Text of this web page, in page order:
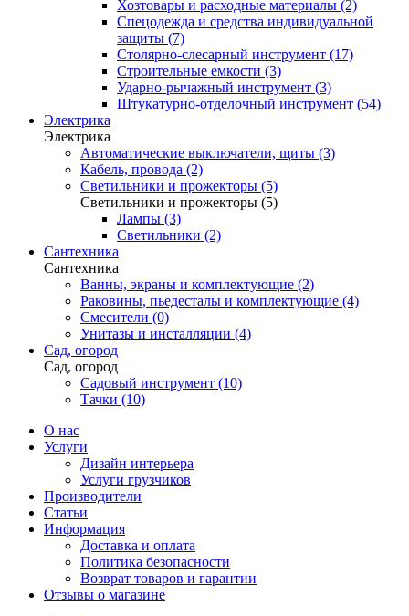
Хозтовары и расходные материалы (2)
Спецодежда и средства индивидуальной
защиты (7)
Столярно-слесарный инструмент (17)
Строительные емкости (3)
Ударно-рычажный инструмент (3)
Штукатурно-отделочный инструмент (54)
Электрика
Электрика
Автоматические выключатели, щиты (3)
Кабель, провода (2)
Светильники и прожекторы (5)
Светильники и прожекторы (5)
Лампы (3)
Светильники (2)
Сантехника
Сантехника
Ванны, экраны и комплектующие (2)
Раковины, пьедесталы и комплектующие (4)
Смесители (0)
Унитазы и инсталляции (4)
Сад, огород
Сад, огород
Садовый инструмент (10)
Тачки (10)
О нас
Услуги
Дизайн интерьера
Услуги грузчиков
Производители
Статьи
Информация
Доставка и оплата
Политика безопасности
Возврат товаров и гарантии
Отзывы о магазине